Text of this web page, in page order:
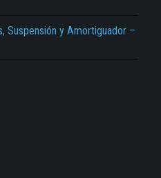
Suspensión y Amortiguador –